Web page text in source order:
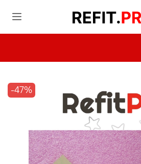
-47%